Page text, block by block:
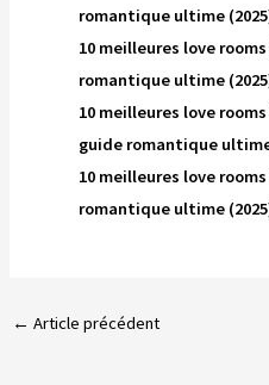
romantique ultime
10 meilleures love
romantique ultime
10 meilleures love
guide romantique
10 meilleures love
romantique ultime
← Article précédent